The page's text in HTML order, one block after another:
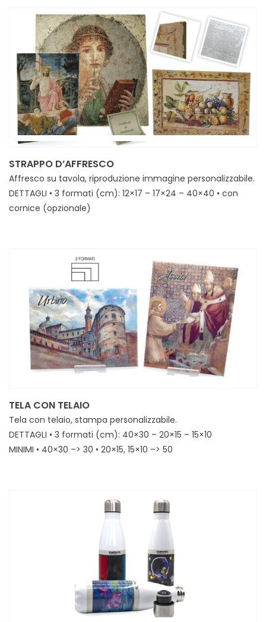
STRAPPO D’AFFRESCO
Affresco su tavola, riproduzione immagine personalizzabile.
DETTAGLI • 3 formati (cm): 12×17 – 17×24 – 40×40 • con
cornice (opzionale)
TELA CON TELAIO
Tela con telaio, stampa personalizzabile.
DETTAGLI • 3 formati (cm): 40×30 – 20×15 – 15×10
MINIMI • 40×30 –> 30 • 20×15, 15×10 –> 50